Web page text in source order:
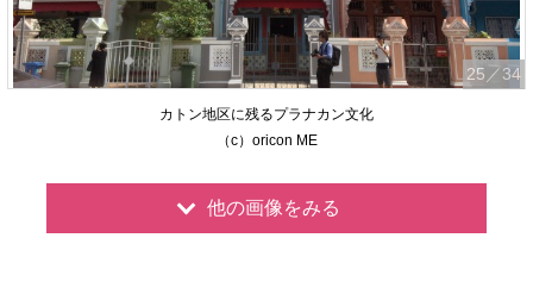
25 ／34
カトン地区に残るプラナカン文化
（c）oricon ME
他の画像をみる